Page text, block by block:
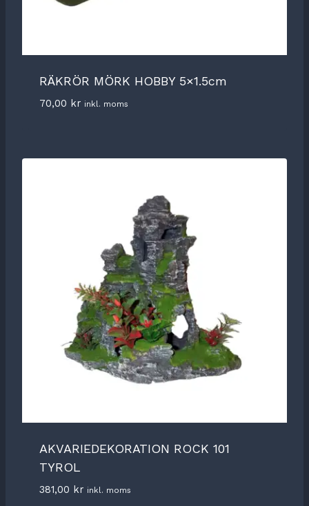
RÄKRÖR MÖRK HOBBY 5×1.5cm
70,00 kr inkl. moms
AKVARIEDEKORATION ROCK 101
TYROL
381,00 kr inkl. moms